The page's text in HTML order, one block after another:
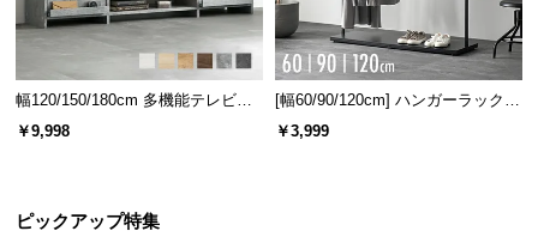
幅120/150/180cm 多機能テレビボ
ード 木目/石目調 オープン収納・
￥9,998
[幅60/90/120cm] ハンガーラック
スチール 4段階高さ調節 サイドフ
￥3,999
ピックアップ特集